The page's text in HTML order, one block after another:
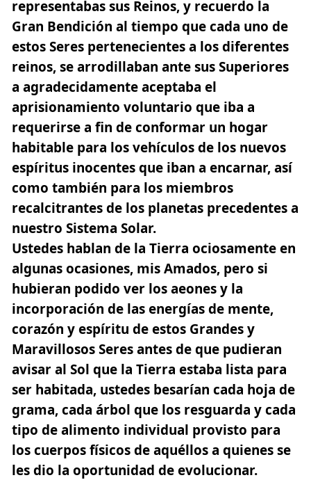
representabas sus Reinos, y recuerdo la
Gran Bendición al tiempo que cada uno de
estos Seres pertenecientes a los diferentes
reinos, se arrodillaban ante sus Superiores
a agradecidamente aceptaba el
aprisionamiento voluntario que iba a
requerirse a fin de conformar un hogar
habitable para los vehículos de los nuevos
espíritus inocentes que iban a encarnar, así
como también para los miembros
recalcitrantes de los planetas precedentes a
nuestro Sistema Solar.
Ustedes hablan de la Tierra ociosamente en
algunas ocasiones, mis Amados, pero si
hubieran podido ver los aeones y la
incorporación de las energías de mente,
corazón y espíritu de estos Grandes y
Maravillosos Seres antes de que pudieran
avisar al Sol que la Tierra estaba lista para
ser habitada, ustedes besarían cada hoja de
grama, cada árbol que los resguarda y cada
tipo de alimento individual provisto para
los cuerpos físicos de aquéllos a quienes se
les dio la oportunidad de evolucionar.